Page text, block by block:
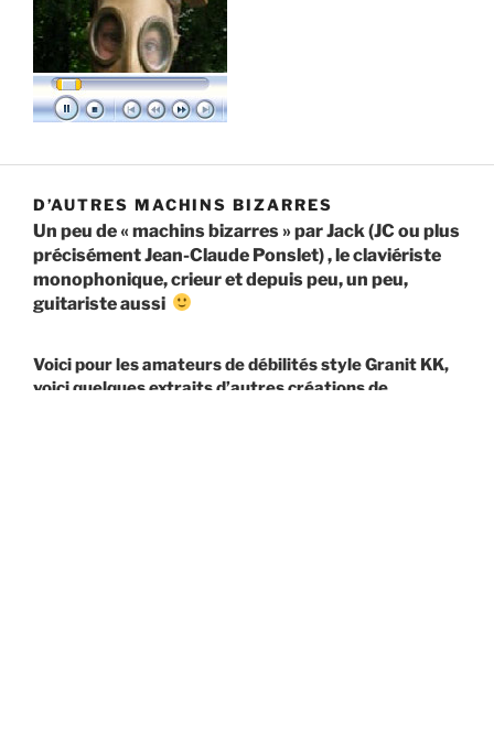
D’AUTRES MACHINS BIZARRES
Un peu de « machins bizarres » par Jack (JC ou plus
précisément Jean-Claude Ponslet) , le claviériste
monophonique, crieur et depuis peu, un peu,
guitariste aussi
Voici pour les amateurs de débilités style Granit KK,
voici quelques extraits d’autres créations de